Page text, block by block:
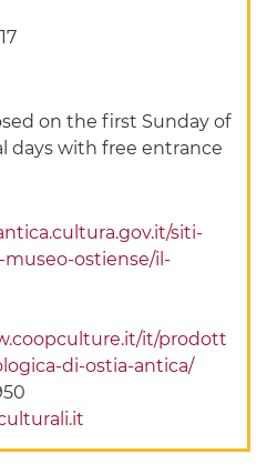
on the first Sunday of
days with free entrance
siti-
museo-ostiense/il-
it/prodott
di-ostia-antica/